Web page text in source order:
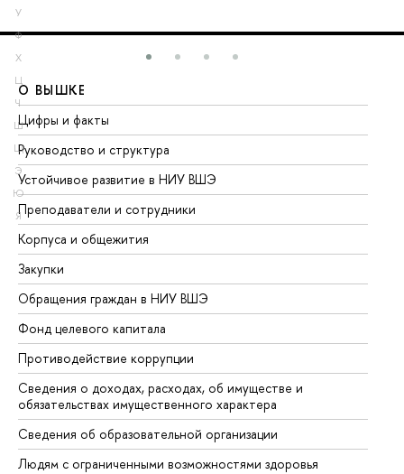
У
Ф
Х
Ц
Ч
Ш
Щ
Э
Ю
Я
О ВЫШКЕ
Цифры и факты
Руководство и структура
Устойчивое развитие в НИУ ВШЭ
Преподаватели и сотрудники
Корпуса и общежития
Закупки
Обращения граждан в НИУ ВШЭ
Фонд целевого капитала
Противодействие коррупции
Сведения о доходах, расходах, об имуществе и
обязательствах имущественного характера
Сведения об образовательной организации
Людям с ограниченными возможностями здоровья